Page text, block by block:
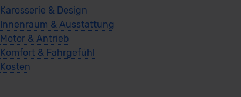
Karosserie & Design
Innenraum & Ausstattung
Motor & Antrieb
Komfort & Fahrgefühl
Kosten